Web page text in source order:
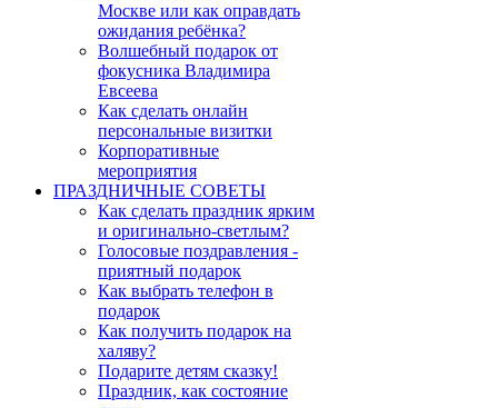
Москве или как оправдать
ожидания ребёнка?
Волшебный подарок от
фокусника Владимира
Евсеева
Как сделать онлайн
персональные визитки
Корпоративные
мероприятия
ПРАЗДНИЧНЫЕ СОВЕТЫ
Как сделать праздник ярким
и оригинально-светлым?
Голосовые поздравления -
приятный подарок
Как выбрать телефон в
подарок
Как получить подарок на
халяву?
Подарите детям сказку!
Праздник, как состояние